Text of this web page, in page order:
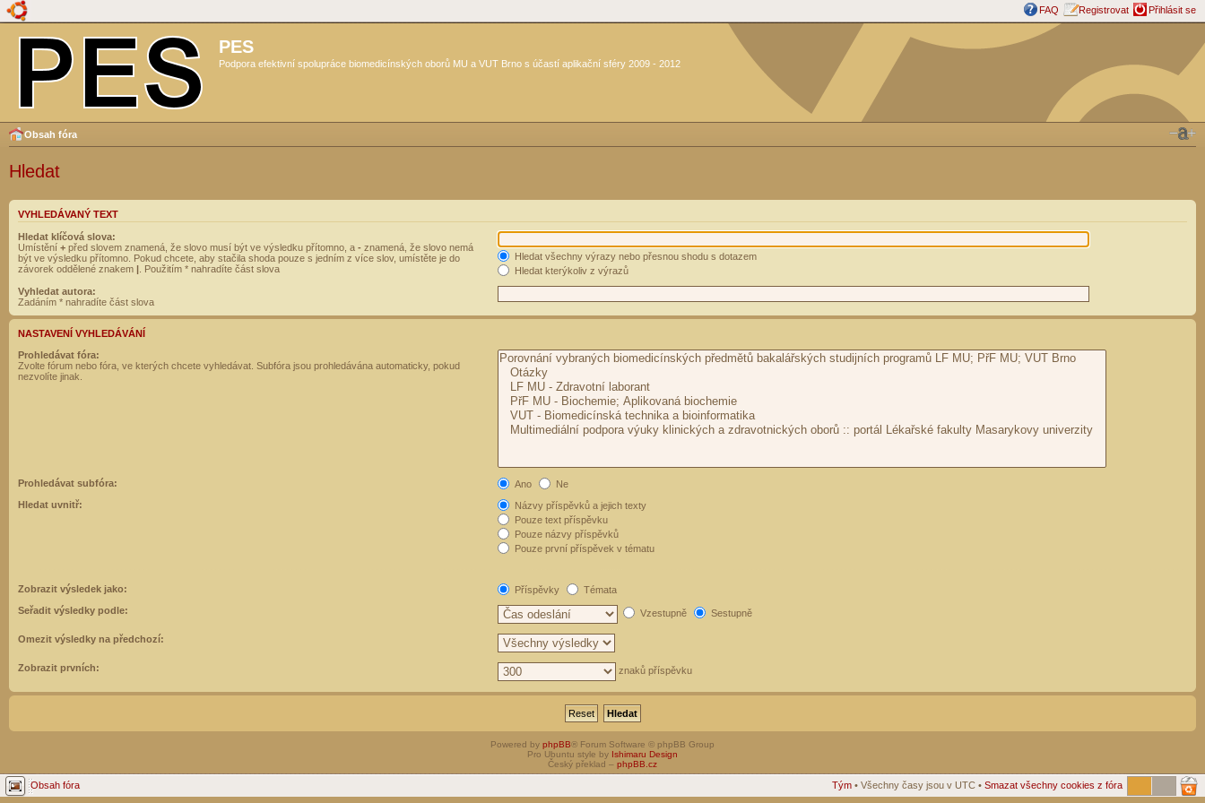
FAQ Registrovat Přihlásit se
PES
Podpora efektivní spolupráce biomedicínských oborů MU a VUT Brno s účastí aplikační sféry 2009 - 2012
Obsah fóra
Hledat
VYHLEDÁVANÝ TEXT
Hledat klíčová slova:
Umístění + před slovem znamená, že slovo musí být ve výsledku přítomno, a - znamená, že slovo nemá
být ve výsledku přítomno. Pokud chcete, aby stačila shoda pouze s jedním z více slov, umístěte je do
závorek oddělené znakem | . Použitím * nahradíte část slova
Hledat všechny výrazy nebo přesnou shodu s dotazem
Hledat kterýkoliv z výrazů
Vyhledat autora:
Zadáním * nahradíte část slova
NASTAVENÍ VYHLEDÁVÁNÍ
Prohledávat fóra:
Zvolte fórum nebo fóra, ve kterých chcete vyhledávat. Subfóra jsou prohledávána automaticky, pokud
nezvolíte jinak.
Prohledávat subfóra: Ano
Ne
Hledat uvnitř:
Názvy příspěvků a jejich texty
Pouze text příspěvku
Pouze názvy příspěvků
Pouze první příspěvek v tématu
Zobrazit výsledek jako: Příspěvky
Témata
Seřadit výsledky podle:
Vzestupně Sestupně
Omezit výsledky na předchozí:
Zobrazit prvních: znaků příspěvku
Powered by phpBB® Forum Software © phpBB Group
Pro Ubuntu style by Ishimaru Design
Český překlad – phpBB.cz
Obsah fóra Tým • Všechny časy jsou v UTC • Smazat všechny cookies z fóra